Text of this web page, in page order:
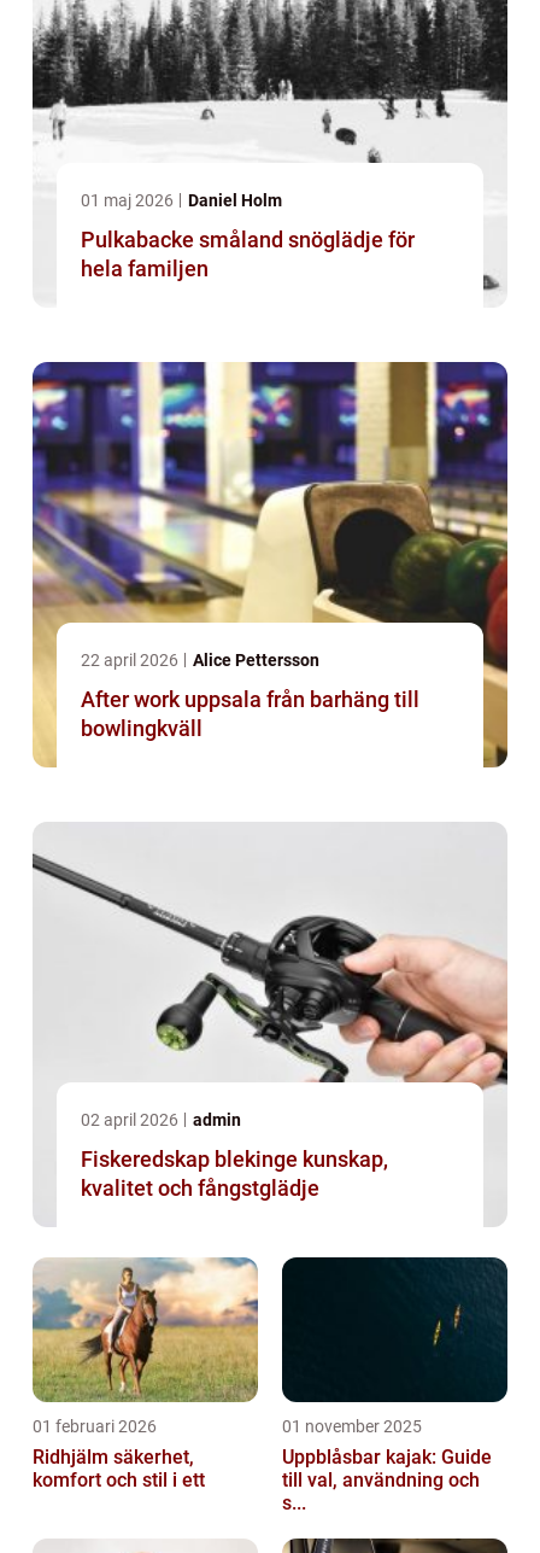
01 maj 2026 Daniel Holm
Pulkabacke småland snöglädje för
hela familjen
22 april 2026 Alice Pettersson
After work uppsala från barhäng till
bowlingkväll
02 april 2026 admin
Fiskeredskap blekinge kunskap,
kvalitet och fångstglädje
01 februari 2026
Ridhjälm säkerhet,
komfort och stil i ett
01 november 2025
Uppblåsbar kajak: Guide
till val, användning och
s...